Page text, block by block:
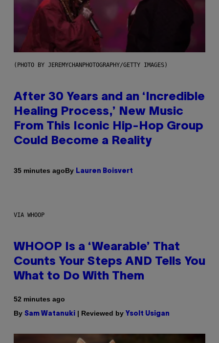
(PHOTO BY JEREMYCHANPHOTOGRAPHY/GETTY IMAGES)
After 30 Years and an ‘Incredible
Healing Process,’ New Music
From This Iconic Hip-Hop Group
Could Become a Reality
35 minutes agoBy Lauren Boisvert
VIA WHOOP
WHOOP Is a ‘Wearable’ That
Counts Your Steps AND Tells You
What to Do With Them
52 minutes ago
By Sam Watanuki | Reviewed by Ysolt Usigan